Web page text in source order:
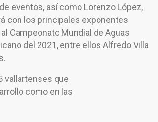
eventos, así como Lorenzo López,
con los principales exponentes
Campeonato Mundial de Aguas
del 2021, entre ellos Alfredo Villa
vallartenses que
como en las